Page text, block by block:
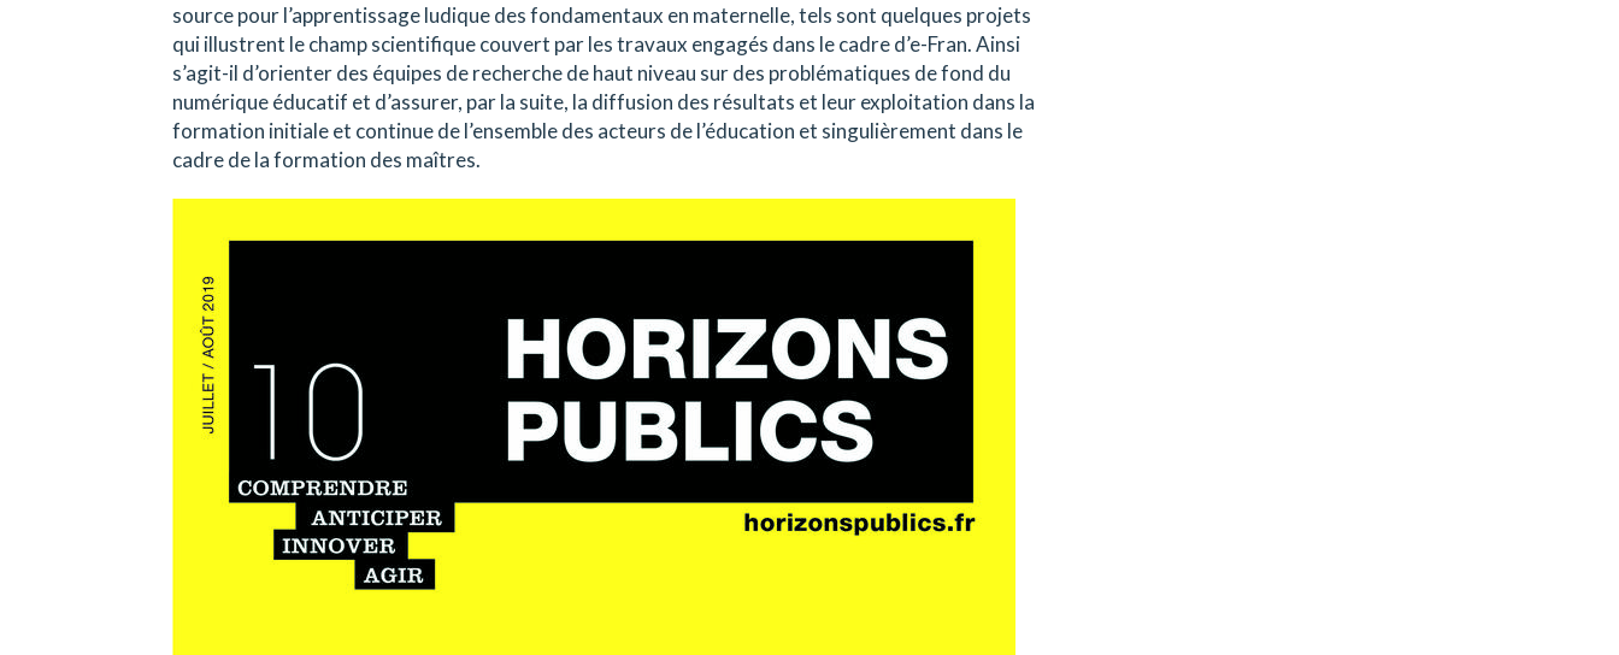
source pour l’apprentissage ludique des fondamentaux en maternelle, tels sont quelques projets
qui illustrent le champ scientifique couvert par les travaux engagés dans le cadre d’e-Fran. Ainsi
s’agit-il d’orienter des équipes de recherche de haut niveau sur des problématiques de fond du
numérique éducatif et d’assurer, par la suite, la diffusion des résultats et leur exploitation dans la
formation initiale et continue de l’ensemble des acteurs de l’éducation et singulièrement dans le
cadre de la formation des maîtres.